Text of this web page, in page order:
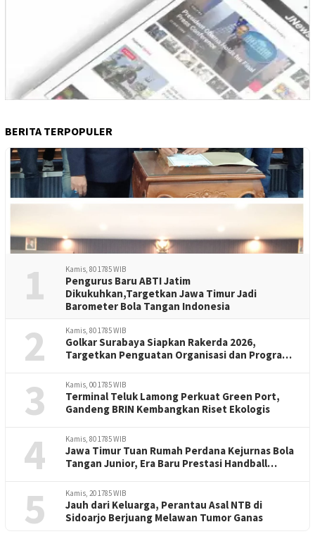
BERITA TERPOPULER
1 Kamis, 80 1785 WIB
Pengurus Baru ABTI Jatim
Dikukuhkan,Targetkan Jawa Timur Jadi
Barometer Bola Tangan Indonesia
2 Kamis, 80 1785 WIB
Golkar Surabaya Siapkan Rakerda 2026,
Targetkan Penguatan Organisasi dan Program
3 Kamis, 00 1785 WIB
Terminal Teluk Lamong Perkuat Green Port,
Gandeng BRIN Kembangkan Riset Ekologis
4 Kamis, 80 1785 WIB
Jawa Timur Tuan Rumah Perdana Kejurnas Bola
Tangan Junior, Era Baru Prestasi Handball
5 Kamis, 20 1785 WIB
Jauh dari Keluarga, Perantau Asal NTB di
Sidoarjo Berjuang Melawan Tumor Ganas